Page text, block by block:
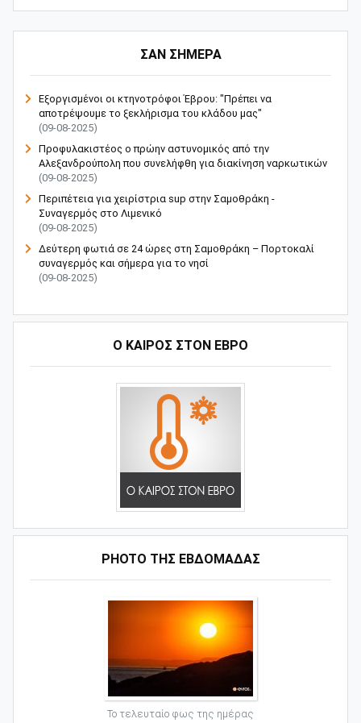
ΣΑΝ ΣΗΜΕΡΑ
Εξοργισμένοι οι κτηνοτρόφοι Έβρου: "Πρέπει να
αποτρέψουμε το ξεκλήρισμα του κλάδου μας"
(09-08-2025)
Προφυλακιστέος ο πρώην αστυνομικός από την
Αλεξανδρούπολη που συνελήφθη για διακίνηση ναρκωτικών
(09-08-2025)
Περιπέτεια για χειρίστρια sup στην Σαμοθράκη -
Συναγερμός στο Λιμενικό
(09-08-2025)
Δεύτερη φωτιά σε 24 ώρες στη Σαμοθράκη – Πορτοκαλί
συναγερμός και σήμερα για το νησί
(09-08-2025)
Ο ΚΑΙΡΟΣ ΣΤΟΝ ΕΒΡΟ
PHOTO ΤΗΣ ΕΒΔΟΜΑΔΑΣ
Το τελευταίο φως της ημέρας